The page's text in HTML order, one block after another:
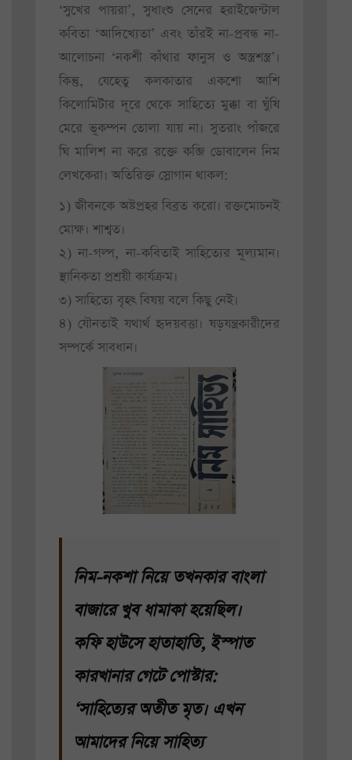
‘সুখের পায়রা’, সুধাংশু সেনের হরাইজেন্টাল
কবিতা ‘আদিখ্যেতা’ এবং তাঁরই না-প্রবন্ধ না-
আলোচনা ‘নকশী কাঁথার ফানুস ও অস্ত্রশস্ত্র’।
কিন্তু, যেহেতু কলকাতার একশো আশি
কিলোমিটার দূরে থেকে সাহিত্যে মুক্কা বা ঘুঁষি
মেরে ভূকম্পন তোলা যায় না। সুতরাং পাঁজরে
ঘি মালিশ না করে রক্তে কব্জি ডোবালেন নিম
লেখকেরা। অতিরিক্ত স্লোগান থাকল:
১) জীবনকে অষ্টপ্রহর বিব্রত করো। রক্তমোচনই
মোক্ষ। শাশ্বত।
২) না-গল্প, না-কবিতাই সাহিত্যের মূল্যমান।
স্থানিকতা প্রশ্রয়ী কার্যক্রম।
৩) সাহিত্যে বৃহৎ বিষয় বলে কিছু নেই।
৪) যৌনতাই যথার্থ হৃদয়বত্তা। ষড়যন্ত্রকারীদের
সম্পর্কে সাবধান।
নিম-নকশা নিয়ে তখনকার বাংলা
বাজারে খুব ধামাকা হয়েছিল।
কফি হাউসে হাতাহাতি, ইস্পাত
কারখানার গেটে পোস্টার:
‘সাহিত্যের অতীত মৃত। এখন
আমাদের নিয়ে সাহিত্য